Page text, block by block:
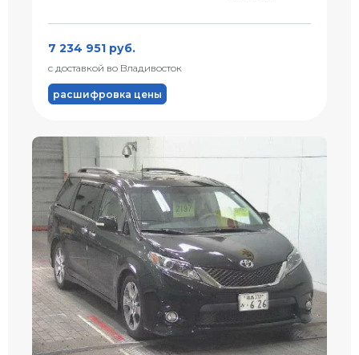
7 234 951 руб.
с доставкой во Владивосток
расшифровка цены